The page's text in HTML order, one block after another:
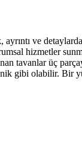
ve
hizmetler
tavanlar üç
gibi olabilir. Bir